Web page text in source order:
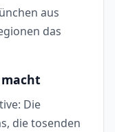
aus
das
Die
die tosenden